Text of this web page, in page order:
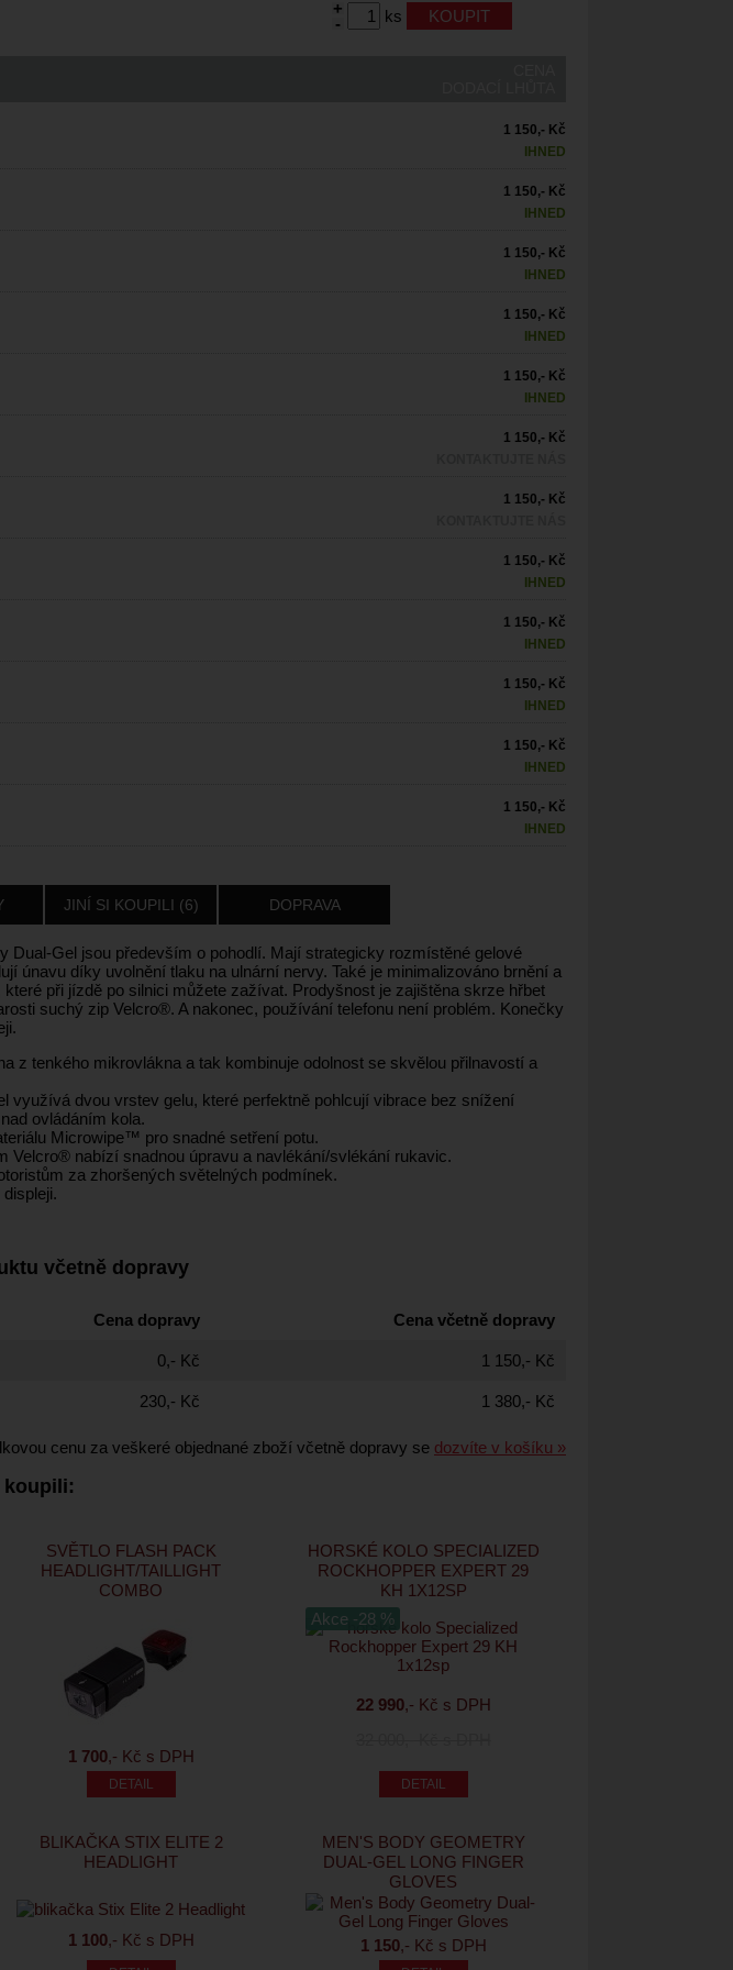
+
-
ks
1 150,- Kč
IHNED
1 150,- Kč
IHNED
1 150,- Kč
IHNED
1 150,- Kč
IHNED
1 150,- Kč
IHNED
1 150,- Kč
1 150,- Kč
1 150,- Kč
IHNED
1 150,- Kč
IHNED
1 150,- Kč
IHNED
1 150,- Kč
IHNED
1 150,- Kč
IHNED
JINÍ SI KOUPILI (6) DOPRAVA
Dual-Gel jsou především o pohodlí. Mají strategicky rozmístěné gelové
únavu díky uvolnění tlaku na ulnární nervy. Také je minimalizováno brnění a
při jízdě po silnici můžete zažívat. Prodyšnost je zajištěna skrze hřbet
suchý zip Velcro®. A nakonec, používání telefonu není problém. Konečky
z tenkého mikrovlákna a tak kombinuje odolnost se skvělou přilnavostí a
využívá dvou vrstev gelu, které perfektně pohlcují vibrace bez snížení
ovládáním kola.
Microwipe™ pro snadné setření potu.
Velcro® nabízí snadnou úpravu a navlékání/svlékání rukavic.
za zhoršených světelných podmínek.
včetně dopravy
Cena dopravy Cena včetně dopravy
0,- Kč 1 150,- Kč
230,- Kč 1 380,- Kč
cenu za veškeré objednané zboží včetně dopravy se dozvíte v košíku »
koupili:
SVĚTLO FLASH PACK
HEADLIGHT/TAILLIGHT
COMBO
1 700,- Kč s DPH
HORSKÉ KOLO SPECIALIZED
ROCKHOPPER EXPERT 29
KH 1X12SP
Akce -28 %
22 990,- Kč s DPH
BLIKAČKA STIX ELITE 2
HEADLIGHT
1 100,- Kč s DPH
MEN'S BODY GEOMETRY
DUAL-GEL LONG FINGER
GLOVES
1 150,- Kč s DPH